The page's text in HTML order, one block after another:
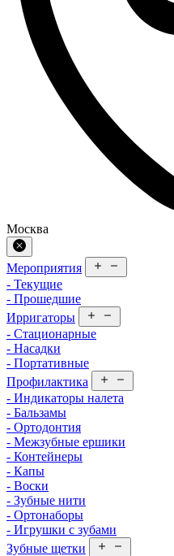
Москва
Мероприятия
- Текущие
- Прошедшие
Ирригаторы
- Стационарные
- Насадки
- Портативные
Профилактика
- Индикаторы налета
- Бальзамы
- Ортодонтия
- Межзубные ершики
- Контейнеры
- Капы
- Воски
- Зубные нити
- Ортонаборы
- Игрушки с зубами
Зубные щетки